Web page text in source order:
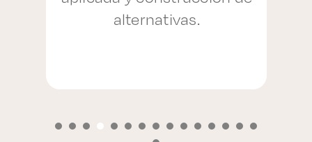
alternativas.